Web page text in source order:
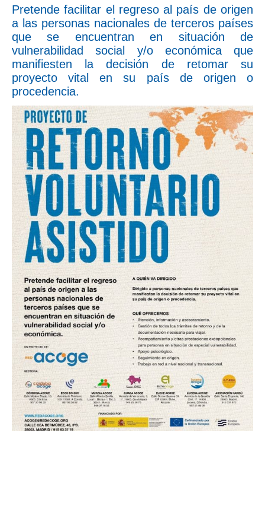
Pretende facilitar el regreso al país de origen
a las personas nacionales de terceros países
que se encuentran en situación de
vulnerabilidad social y/o económica que
manifiesten la decisión de retomar su
proyecto vital en su país de origen o
procedencia.